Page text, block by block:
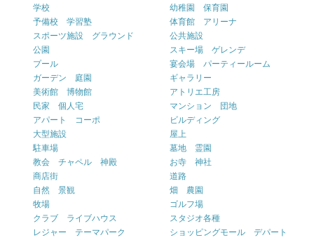
学校
幼稚園 保育園
予備校 学習塾
体育館 アリーナ
スポーツ施設 グラウンド
公共施設
公園
スキー場 ゲレンデ
プール
宴会場 パーティールーム
ガーデン 庭園
ギャラリー
美術館 博物館
アトリエ工房
民家 個人宅
マンション 団地
アパート コーポ
ビルディング
大型施設
屋上
駐車場
墓地 霊園
教会 チャペル 神殿
お寺 神社
商店街
道路
自然 景観
畑 農園
牧場
ゴルフ場
クラブ ライブハウス
スタジオ各種
レジャー テーマパーク
ショッピングモール デパート